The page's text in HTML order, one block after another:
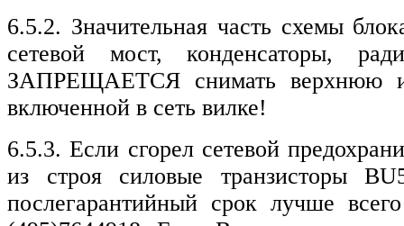
6.5.2. Значительная часть схемы
сетевой мост, конденсаторы,
ЗАПРЕЩАЕТСЯ снимать верхнюю
включенной в сеть вилке!
6.5.3. Если сгорел сетевой
из строя силовые транзисторы
послегарантийный срок лучше